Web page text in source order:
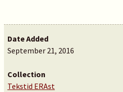
Date Added
September 21, 2016
Collection
Tekstid ERAst